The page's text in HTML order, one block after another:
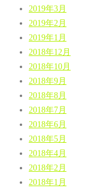
2019年3月
2019年2月
2019年1月
2018年12月
2018年10月
2018年9月
2018年8月
2018年7月
2018年6月
2018年5月
2018年4月
2018年2月
2018年1月